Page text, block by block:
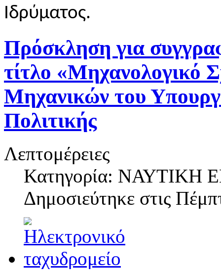
Ιδρύματος.
Πρόσκληση για
τίτλο «Μηχανολογικό
Μηχανικών του
Πολιτικής
Λεπτομέρειες
Κατηγορία: ΝΑΥΤΙΚΗ
Δημοσιεύτηκε στις